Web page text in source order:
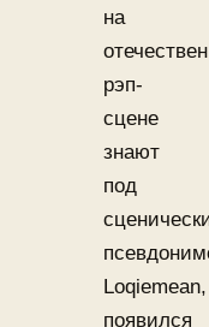
на
рэп-
сцене
знают
под
Loqiemean,
появился